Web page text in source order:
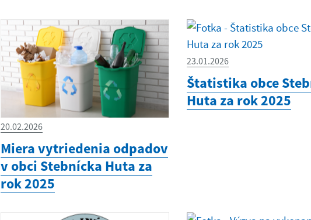
20.02.2026
Miera vytriedenia odpadov
v obci Stebnícka Huta za
rok 2025
23.01.2026
Štatistika obce
Huta za rok 2025